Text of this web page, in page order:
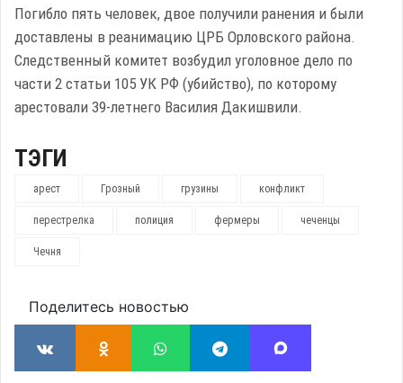
Погибло пять человек, двое получили ранения и были
доставлены в реанимацию ЦРБ Орловского района.
Следственный комитет возбудил уголовное дело по
части 2 статьи 105 УК РФ (убийство), по которому
арестовали 39-летнего Василия Дакишвили.
ТЭГИ
арест Грозный грузины конфликт
перестрелка полиция фермеры чеченцы
Чечня
Поделитесь новостью